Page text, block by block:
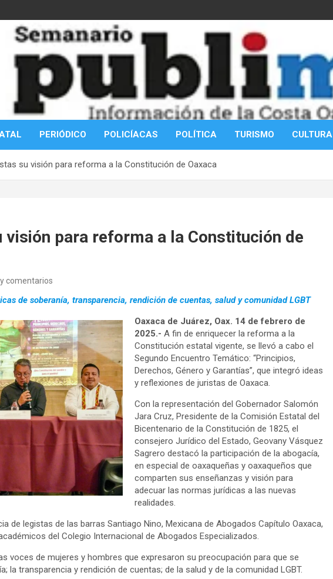
PERIÓDICO POLICÍACAS POLÍTICA TURISMO CULTURA
su visión para reforma a la Constitución de Oaxaca
para reforma a la Constitución de
comentarios
de soberanía, transparencia, rendición de cuentas, salud y comunidad LGBT
Oaxaca de Juárez, Oax. 14 de febrero de
2025.- A fin de enriquecer la reforma a la
Constitución estatal vigente, se llevó a cabo el
Segundo Encuentro Temático: “Principios,
Derechos, Género y Garantías”, que integró ideas
y reflexiones de juristas de Oaxaca.
Con la representación del Gobernador Salomón
Jara Cruz, Presidente de la Comisión Estatal del
Bicentenario de la Constitución de 1825, el
consejero Jurídico del Estado, Geovany Vásquez
Sagrero destacó la participación de la abogacía,
en especial de oaxaqueñas y oaxaqueños que
comparten sus enseñanzas y visión para
adecuar las normas jurídicas a las nuevas
realidades.
de legistas de las barras Santiago Nino, Mexicana de Abogados Capítulo Oaxaca,
del Colegio Internacional de Abogados Especializados.
voces de mujeres y hombres que expresaron su preocupación para que se
la transparencia y rendición de cuentas; de la salud y de la comunidad LGBT.